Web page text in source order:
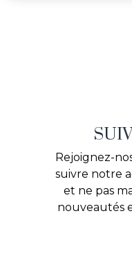
Rejoignez-
suivre notre
et ne pas
nouveautés